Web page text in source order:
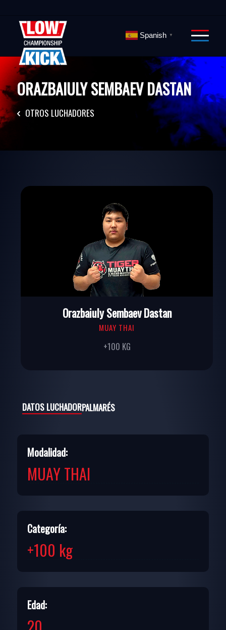
ORAZBAIULY SEMBAEV DASTAN
OTROS LUCHADORES
DATOS LUCHADORPALMARÉS
Modalidad:
MUAY THAI
Categoría:
+100 kg
Edad:
Orazbaiuly Sembaev Dastan
MUAY THAI
+100 KG
Spanish ▼